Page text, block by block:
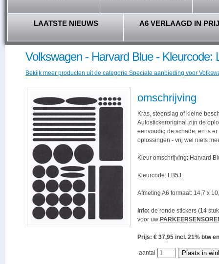
LAATSTE NIEUWS A6 VERLAAGD IN
Volkswagen - Harvard Blue - Kleurcode:
Bekijk meer producten uit de categorie Speciale aanbieding voor
omschrijving
Kras, steenslag of kleine
Autostickeroriginal zijn de
eenvoudig de schade, en is
oplossingen - vrij wel niets
Kleur omschrijving: Harvard
Kleurcode: LB5J.
Afmeting A6 formaat: 14,7 x
Info: de ronde stickers (14
voor uw
Prijs: € 37,95 incl. 21% btw
aantal